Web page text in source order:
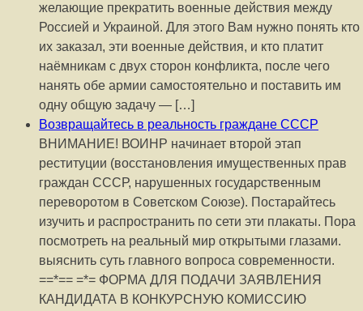
желающие прекратить военные действия между
Россией и Украиной. Для этого Вам нужно понять кто
их заказал, эти военные действия, и кто платит
наёмникам с двух сторон конфликта, после чего
нанять обе армии самостоятельно и поставить им
одну общую задачу — […]
Возвращайтесь в реальность граждане СССР
ВНИМАНИЕ! ВОИНР начинает второй этап
реституции (восстановления имущественных прав
граждан СССР, нарушенных государственным
переворотом в Советском Союзе). Постарайтесь
изучить и распространить по сети эти плакаты. Пора
посмотреть на реальный мир открытыми глазами.
выяснить суть главного вопроса современности.
==*== =*= ФОРМА ДЛЯ ПОДАЧИ ЗАЯВЛЕНИЯ
КАНДИДАТА В КОНКУРСНУЮ КОМИССИЮ